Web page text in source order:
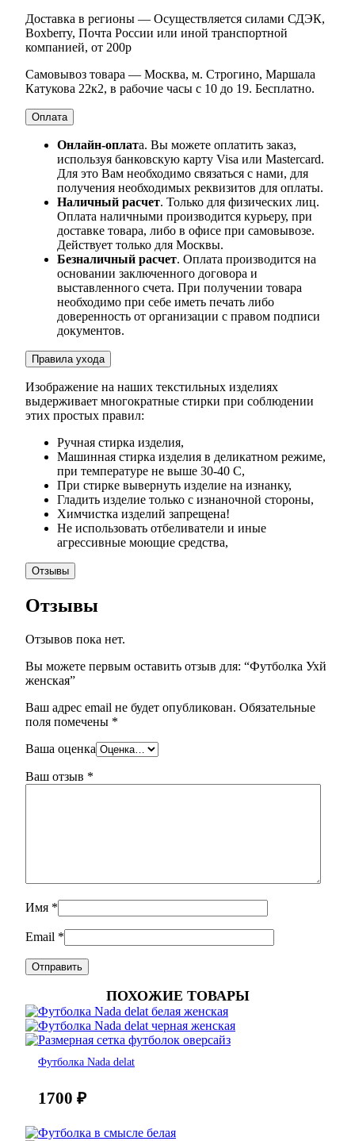
Доставка в регионы — Осуществляется силами СДЭК,
Boxberry, Почта России или иной транспортной
компанией, от 200р
Самовывоз товара — Москва, м. Строгино, Маршала
Катукова 22к2, в рабочие часы с 10 до 19. Бесплатно.
Оплата
Онлайн-оплата. Вы можете оплатить заказ,
используя банковскую карту Visa или Mastercard.
Для это Вам необходимо связаться с нами, для
получения необходимых реквизитов для оплаты.
Наличный расчет. Только для физических лиц.
Оплата наличными производится курьеру, при
доставке товара, либо в офисе при самовывозе.
Действует только для Москвы.
Безналичный расчет. Оплата производится на
основании заключенного договора и
выставленного счета. При получении товара
необходимо при себе иметь печать либо
доверенность от организации с правом подписи
документов.
Правила ухода
Изображение на наших текстильных изделиях
выдерживает многократные стирки при соблюдении
этих простых правил:
Ручная стирка изделия,
Машинная стирка изделия в деликатном режиме,
при температуре не выше 30-40 С,
При стирке вывернуть изделие на изнанку,
Гладить изделие только с изнаночной стороны,
Химчистка изделий запрещена!
Не использовать отбеливатели и иные
агрессивные моющие средства,
Отзывы
Отзывы
Отзывов пока нет.
Вы можете первым оставить отзыв для: “Футболка Ухй
женская”
Ваш адрес email не будет опубликован. Обязательные
поля помечены *
Ваша оценка
Ваш отзыв *
Имя *
Email *
ПОХОЖИЕ ТОВАРЫ
Футболка Nada delat
1700 ₽